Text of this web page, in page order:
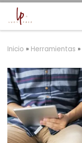
Saltar al contenido
Inicio » Herramientas »